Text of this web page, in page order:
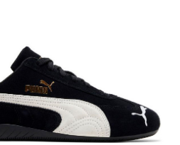
товара и его
—
размер или
или упаковочной
на фото,
БЕЗ